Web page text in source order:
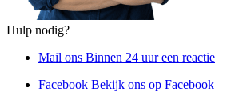
Hulp nodig?
Mail ons Binnen 24 uur een reactie
Facebook Bekijk ons op Facebook